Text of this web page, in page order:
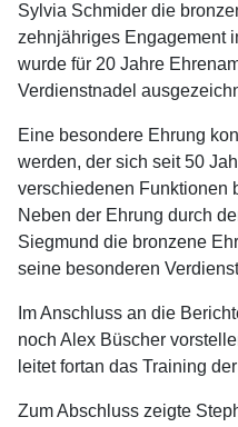
Sylvia Schmider die
zehnjähriges Engagement
wurde für 20 Jahre
Verdienstnadel
Eine besondere Ehrung
werden, der sich seit 50
verschiedenen Funktionen
Neben der Ehrung durch
Siegmund die bronzene
seine besonderen
Im Anschluss an die
noch Alex Büscher
leitet fortan das Training
Zum Abschluss zeigte